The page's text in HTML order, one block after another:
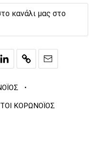
κανάλι μας στο
·
ΚΟΡΩΝΟΪΟΣ